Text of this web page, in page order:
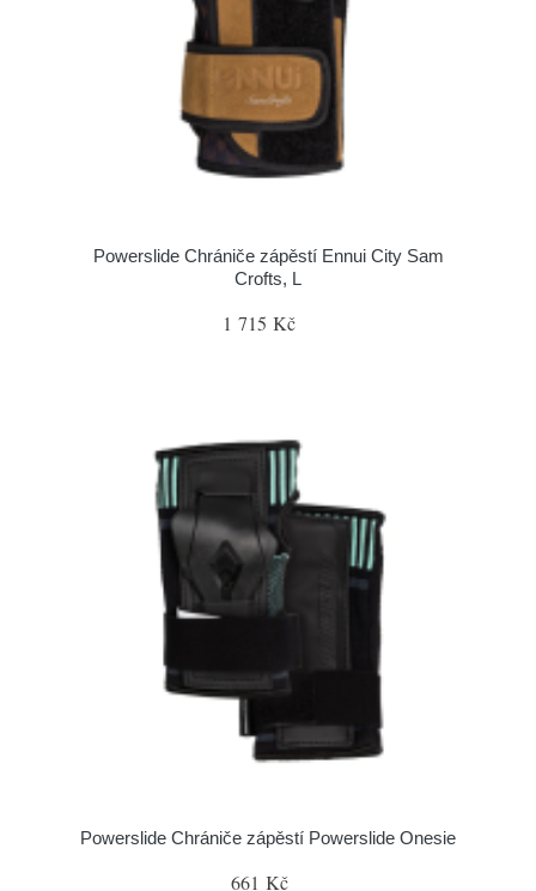
Powerslide Chrániče zápěstí Ennui City Sam
Crofts, L
1 715 Kč
Powerslide Chrániče zápěstí Powerslide Onesie
661 Kč